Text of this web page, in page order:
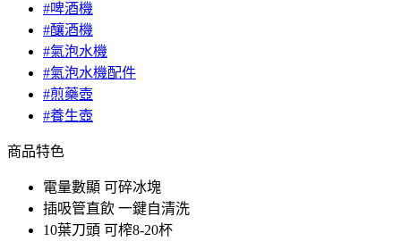
#啤酒機
#釀酒機
#氣泡水機
#氣泡水機配件
#煎藥壺
#養生壺
商品特色
電量數顯 可碎冰塊
插吸管直飲 一鍵自清洗
10葉刀頭 可榨8-20杯